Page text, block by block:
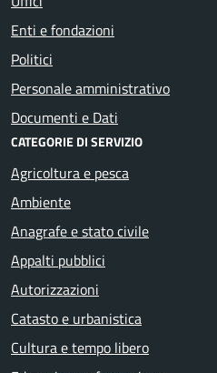
Enti e fondazioni
Politici
Personale amministrativo
Documenti e Dati
CATEGORIE DI SERVIZIO
Agricoltura e pesca
Ambiente
Anagrafe e stato civile
Appalti pubblici
Autorizzazioni
Catasto e urbanistica
Cultura e tempo libero